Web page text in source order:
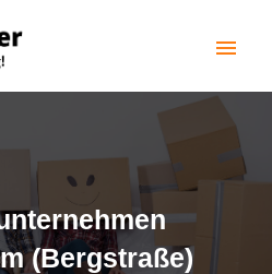
menu
(Bergstraße)